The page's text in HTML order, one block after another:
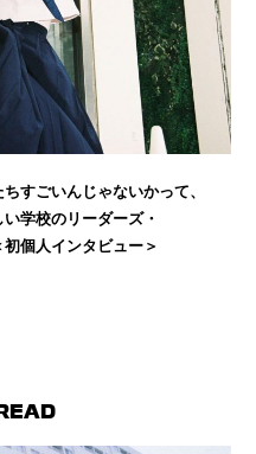
すごいんじゃないかって、
学校のリーダーズ・
個人インタビュー＞